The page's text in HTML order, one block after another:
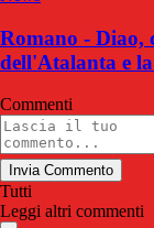
Romano - Diao,
dell'Atalanta e
Commenti
Invia Commento
Tutti
Leggi altri commenti